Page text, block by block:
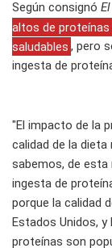
Según consignó
altos de
saludables , pero
ingesta de
"El impacto de la
calidad de la
sabemos, de esta
ingesta de
porque la calidad
Estados Unidos,
proteínas son